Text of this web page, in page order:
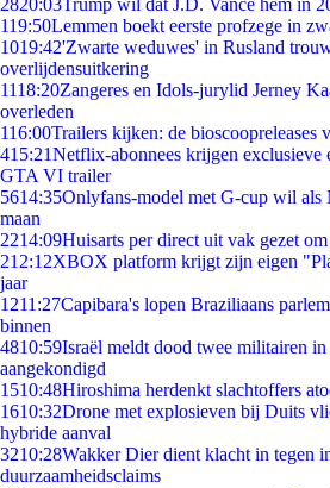
2820:03Trump wil dat J.D. Vance hem in
119:50Lemmen boekt eerste profzege in
1019:42'Zwarte weduwes' in Rusland
overlijdensuitkering
1118:20Zangeres en Idols-jurylid Jerney
overleden
116:00Trailers kijken: de bioscoopreleases
415:21Netflix-abonnees krijgen exclusieve
GTA VI trailer
5614:35Onlyfans-model met G-cup wil als
maan
2214:09Huisarts per direct uit vak gezet
212:12XBOX platform krijgt zijn eigen
jaar
1211:27Capibara's lopen Braziliaans
binnen
4810:59Israël meldt dood twee militairen
aangekondigd
1510:48Hiroshima herdenkt slachtoffers
1610:32Drone met explosieven bij Duits
hybride aanval
3210:28Wakker Dier dient klacht in tegen
duurzaamheidsclaims